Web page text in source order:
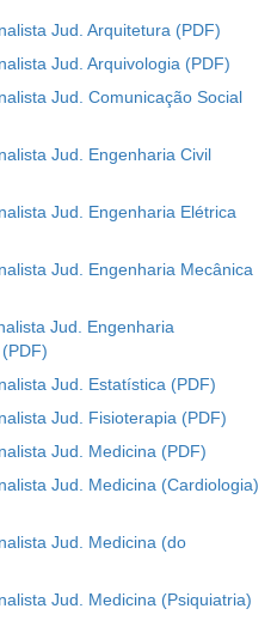
Jud. Arquitetura
Jud. Arquivologia
Jud. Comunicação Social
Jud. Engenharia Civil
Jud. Engenharia Elétrica
Jud. Engenharia Mecânica
Jud. Engenharia
Jud. Estatística
Jud. Fisioterapia
Jud. Medicina
Jud. Medicina (Cardiologia)
Jud. Medicina (do
Jud. Medicina (Psiquiatria)